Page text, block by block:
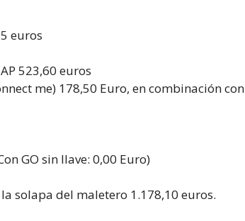
euros
523,60 euros
me) 178,50 Euro, en combinación con
GO sin llave: 0,00 Euro)
solapa del maletero 1.178,10 euros.